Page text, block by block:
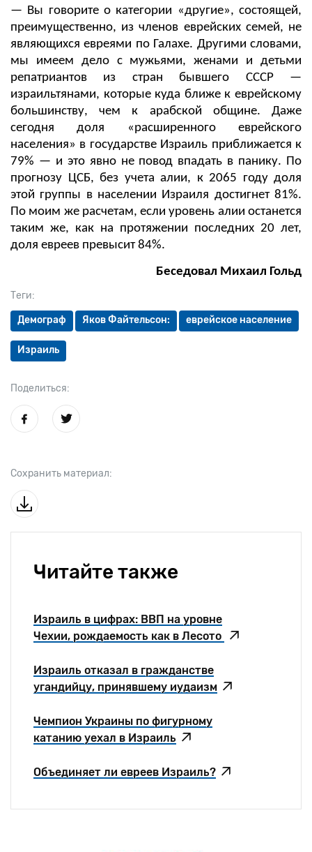
Теги:
Демограф Яков Файтельсон: еврейское население
Израиль
Поделиться:
Сохранить материал:
— Вы говорите о категории «другие», состоящей,
преимущественно, из членов еврейских семей, не
являющихся евреями по Галахе. Другими словами,
мы имеем дело с мужьями, женами и детьми
репатриантов из стран бывшего СССР —
израильтянами, которые куда ближе к еврейскому
большинству, чем к арабской общине. Даже
сегодня доля «расширенного еврейского
населения» в государстве Израиль приближается к
79% — и это явно не повод впадать в панику. По
прогнозу ЦСБ, без учета алии, к 2065 году доля
этой группы в населении Израиля достигнет 81%.
По моим же расчетам, если уровень алии останется
таким же, как на протяжении последних 20 лет,
доля евреев превысит 84%.
Беседовал Михаил Гольд
Читайте также
Израиль в цифрах: ВВП на уровне
Чехии, рождаемость как в Лесото
Израиль отказал в гражданстве
угандийцу, принявшему иудаизм
Чемпион Украины по фигурному
катанию уехал в Израиль
Объединяет ли евреев Израиль?